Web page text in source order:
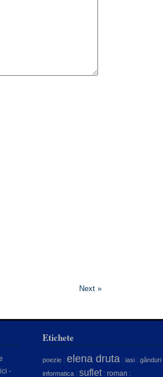
Next »
-
Etichete
poezie : elena druta : iasi : gânduri
informatica : suflet: roman :